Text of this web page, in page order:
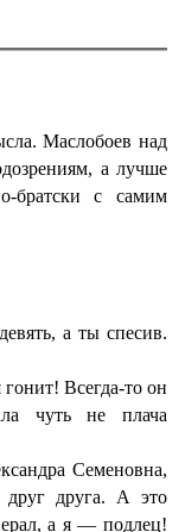
Маслобоев над
а лучше
братски с самим
а ты спесив.
Всегда-то он
чуть не плача
Семеновна,
друг друга. А это
а я — подлец!